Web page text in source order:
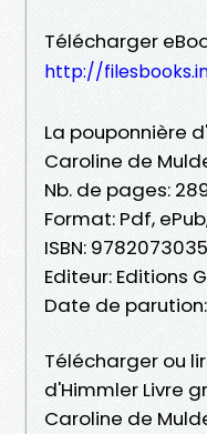
Télécharger
http://
La pouponnière
Caroline de
Nb. de pages:
Format: Pdf, ePub,
ISBN:
Editeur: Editions
Date de
Télécharger ou
d'Himmler Livre
Caroline de